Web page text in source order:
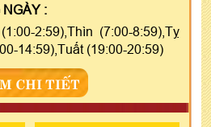
NGÀY :
2:59),Thìn (7:00-8:59),Tỵ
14:59),Tuất (19:00-20:59)
CHI TIẾT